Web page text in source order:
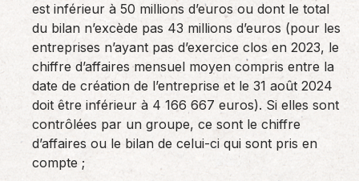
est inférieur à 50 millions d’euros ou dont le total
du bilan n’excède pas 43 millions d’euros (pour les
entreprises n’ayant pas d’exercice clos en 2023, le
chiffre d’affaires mensuel moyen compris entre la
date de création de l’entreprise et le 31 août 2024
doit être inférieur à 4 166 667 euros). Si elles sont
contrôlées par un groupe, ce sont le chiffre
d’affaires ou le bilan de celui-ci qui sont pris en
compte ;